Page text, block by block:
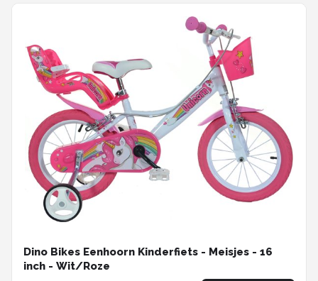
Dino Bikes Eenhoorn Kinderfiets - Meisjes - 16
inch - Wit/Roze